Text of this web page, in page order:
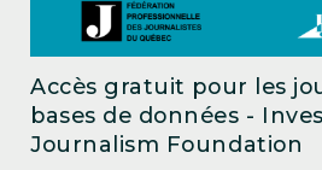
Accès gratuit pour les
bases de données -
Journalism Foundation